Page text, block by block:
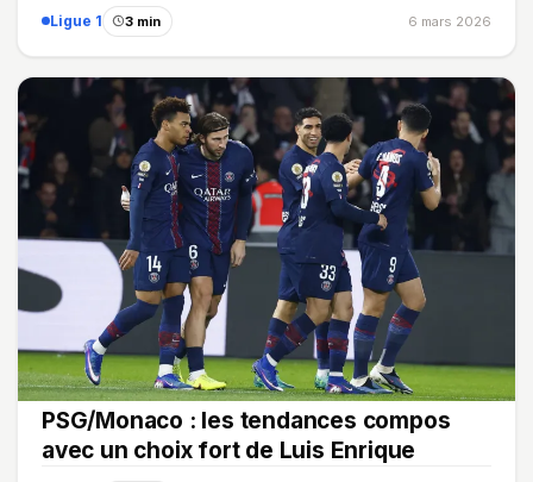
Ligue 1 3 min 6 mars 2026
PSG/Monaco : les tendances compos
avec un choix fort de Luis Enrique